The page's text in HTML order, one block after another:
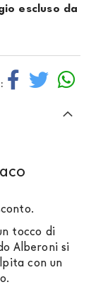
escluso da
tocco di
Alberoni si
con un